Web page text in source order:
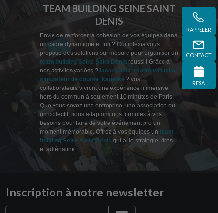
RAPPELER
CONTACT
RESA
TEAM BUILDING SEINE SAINT
DENIS
Envie de renforcer la cohésion de vos équipes dans
un cadre dynamique et fun ? Complexia vous
propose des solutions sur mesure pour organiser un
team building Seine Saint Denis réussi ! Grâce à
nos activités variées ? laser game réalité virtuelle
simulateur de course karaoké ? vos
collaborateurs vivront une expérience immersive
hors du commun à seulement 10 minutes de Paris.
Que vous soyez une entreprise, une association ou
un collectif, nous adaptons nos formules à vos
besoins pour faire de votre événement pro un
moment mémorable. Offrez à vos équipes un team
building Seine Saint Denis qui allie stratégie, rires
et adrénaline.
Inscription à notre newsletter